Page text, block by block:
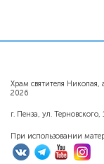
Храм святителя
2026
г. Пенза, ул.
При использовании